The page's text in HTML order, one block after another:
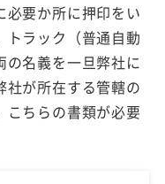
必要か所に押印をい
トラック（普通自動
の名義を一旦弊社に
社が所在する管轄の
こちらの書類が必要